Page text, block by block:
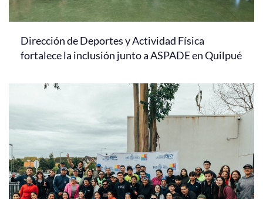
Dirección de Deportes y Actividad Física
fortalece la inclusión junto a ASPADE en Quilpué